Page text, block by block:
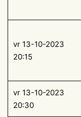
vr 13-10-2023
20:15
vr 13-10-2023
20:30